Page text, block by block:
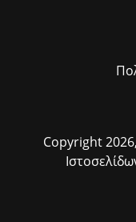
Copyright 2026,